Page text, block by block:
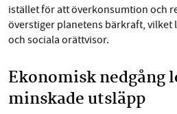
istället för att överkonsumtion och
överstiger planetens bärkraft,
och sociala orättvisor.
Ekonomisk nedgång
minskade utsläpp